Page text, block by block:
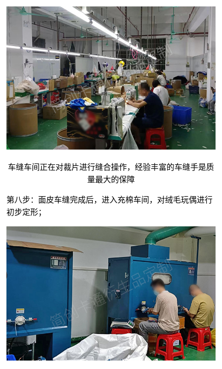
车缝车间正在对裁片进行缝合操作，经验丰富的车缝手是质
量最大的保障
第八步：面皮车缝完成后，进入充棉车间，对绒毛玩偶进行
初步定形；